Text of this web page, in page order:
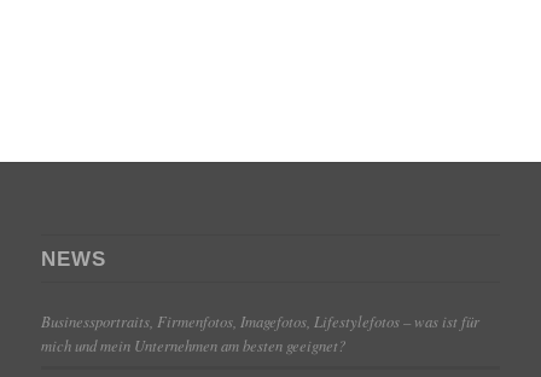
NEWS
Businessportraits, Firmenfotos, Imagefotos, Lifestylefotos – was ist für
mich und mein Unternehmen am besten geeignet?